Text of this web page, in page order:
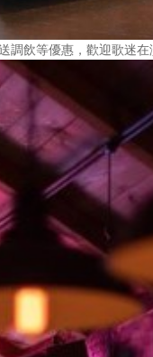
飲等優惠，歡迎歌迷在